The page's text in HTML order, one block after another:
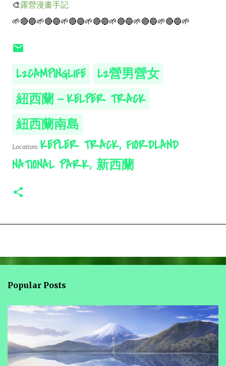
🎨露營漫畫手記
🌱🔴🔵🌱🔴🔵🌱🔴🔵🌱🔴🔵🌱🔴🔵🌱🔴🔵🌱🔴🔵🌱
L2CAMPINGLIFE
L2營男營女
紐西蘭－KELPER TRACK
紐西蘭南島
Location: KEPLER TRACK, FIORDLAND
NATIONAL PARK, 新西蘭
Popular Posts